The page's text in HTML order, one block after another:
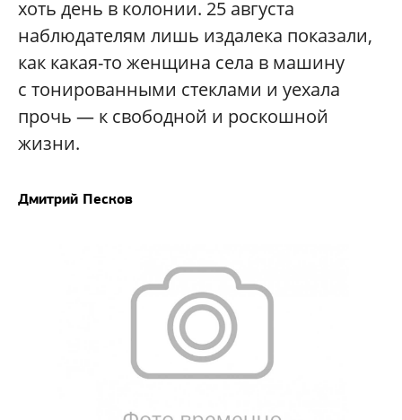
хоть день в колонии. 25 августа
наблюдателям лишь издалека показали,
как какая-то женщина села в машину
с тонированными стеклами и уехала
прочь — к свободной и роскошной
жизни.
Дмитрий Песков